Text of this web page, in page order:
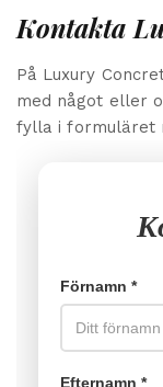
Kontakta
På Luxury
med något eller
fylla i formuläret